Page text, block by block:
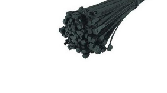
DODAJ U KOŠARICU